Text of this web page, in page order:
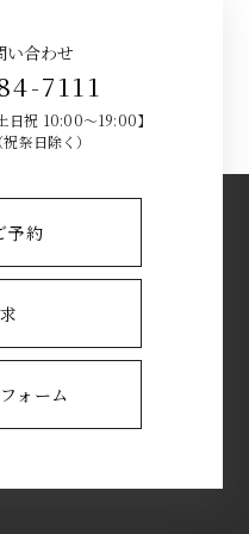
い合わせ
7111
日祝 10:00～19:00】
祭日除く）
予約
ォーム